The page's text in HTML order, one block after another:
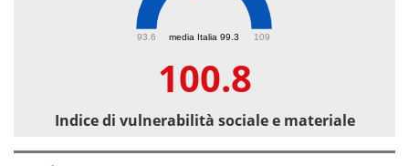
media Italia 99.3
93.6 109
100.8
Indice di vulnerabilità sociale e materiale